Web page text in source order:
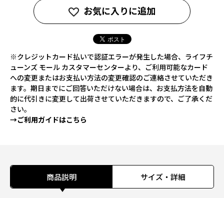
お気に入りに追加
※クレジットカード払いで認証エラーが発生した場合、ライフチ
ューンズ モール カスタマーセンターより、ご利用可能なカード
への変更またはお支払い方法の変更確認のご連絡させていただき
ます。期日までにご回答いただけない場合は、お支払方法を自動
的に代引きに変更して出荷させていただきますので、ご了承くだ
さい。
→ご利用ガイドはこちら
商品説明 サイズ・詳細